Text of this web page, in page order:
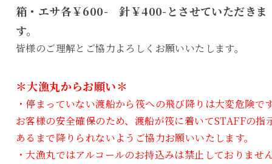
箱・エサ各￥600- 針￥400-とさせていただきま
す。
皆様のご理解とご協力よろしくお願いいたします。
＊大漁丸からお願い＊
・停まっていない渡船から筏への飛び降りは大変危険で
お客様の安全確保のため、渡船が筏に着いてSTAFFの指
あるまで降りられないようご協力お願いいたします。
・大漁丸ではアルコールのお持込みは禁止しておりませ